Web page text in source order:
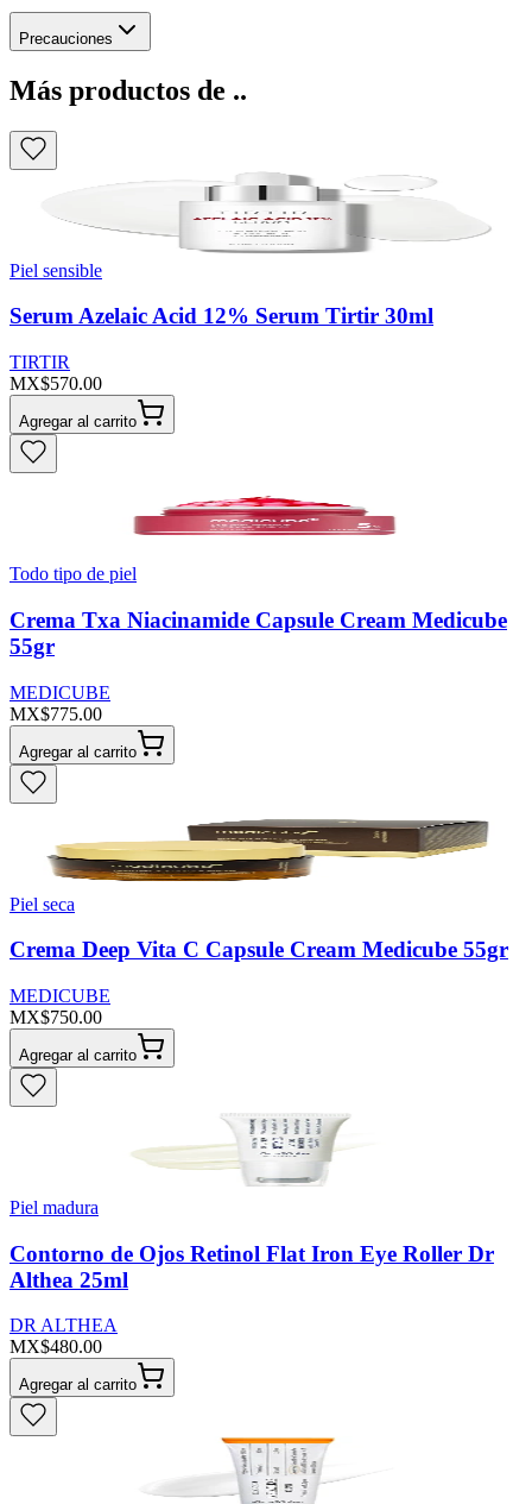
Precauciones
Más productos de ..
Piel sensible
Serum Azelaic Acid 12% Serum Tirtir 30ml
TIRTIR
MX$570.00
Agregar al carrito
Todo tipo de piel
Crema Txa Niacinamide Capsule Cream Medicube
55gr
MEDICUBE
MX$775.00
Agregar al carrito
Piel seca
Crema Deep Vita C Capsule Cream Medicube 55gr
MEDICUBE
MX$750.00
Agregar al carrito
Piel madura
Contorno de Ojos Retinol Flat Iron Eye Roller Dr
Althea 25ml
DR ALTHEA
MX$480.00
Agregar al carrito